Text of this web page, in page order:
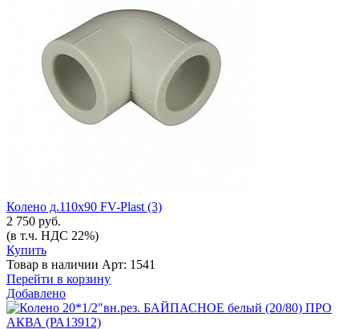
Колено д.110х90 FV-Plast (3)
2 750 руб.
(в т.ч. НДС 22%)
Купить
Товар в наличии Арт: 1541
Перейти в корзину
Добавлено